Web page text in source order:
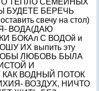
ТЕПЛО СЕМЕЙНЫХ
БЕРЕЧЬ
свечу на стол)
ВОДА(ДАЮ
БОКАл С ВОДОй и
ИХ выпить эту
ЛЮБОВЬ БЫЛА
И
ВОДНЫЙ ПОТОК
ВОЗДУХ, НИЧТО